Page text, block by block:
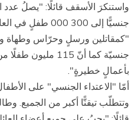
واستنكرَ الأسقف قائلًا: "يصلُ عدد
جنسيًّا إلى 300
"كمقاتلين ورسلٍ وحرّاس وطهاة
بأعمالٍ خطيرةٍ".
أمّا "الاعتداء الجنسي" على
وتتطلّب تيقنًّا أكبر من الجميع.